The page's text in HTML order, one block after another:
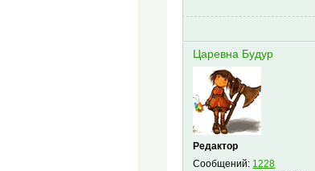
Царевна Будур
Редактор
Сообщений: 1228